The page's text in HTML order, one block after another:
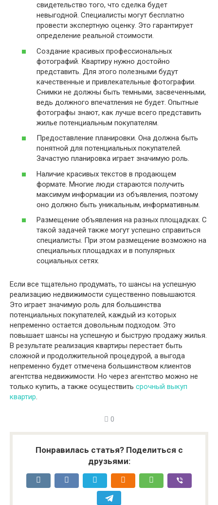
свидетельство того, что сделка будет
невыгодной. Специалисты могут бесплатно
провести экспертную оценку. Это гарантирует
определение реальной стоимости.
Создание красивых профессиональных
фотографий. Квартиру нужно достойно
представить. Для этого полезными будут
качественные и привлекательные фотографии.
Снимки не должны быть темными, засвеченными,
ведь должного впечатления не будет. Опытные
фотографы знают, как лучше всего представить
жилье потенциальным покупателям.
Предоставление планировки. Она должна быть
понятной для потенциальных покупателей.
Зачастую планировка играет значимую роль.
Наличие красивых текстов в продающем
формате. Многие люди стараются получить
максимум информации из объявления, поэтому
оно должно быть уникальным, информативным.
Размещение объявления на разных площадках. С
такой задачей также могут успешно справиться
специалисты. При этом размещение возможно на
специальных площадках и в популярных
социальных сетях.
Если все тщательно продумать, то шансы на успешную
реализацию недвижимости существенно повышаются.
Это играет значимую роль для большинства
потенциальных покупателей, каждый из которых
непременно остается довольным подходом. Это
повышает шансы на успешную и быструю продажу жилья.
В результате реализация квартиры перестает быть
сложной и продолжительной процедурой, а выгода
непременно будет отмечена большинством клиентов
агентства недвижимости. Но через агентство можно не
только купить, а также осуществить срочный выкуп
квартир.
0
Понравилась статья? Поделиться с
друзьями: